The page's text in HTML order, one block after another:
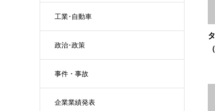
工業･自動車
政治･政策
事件・事故
企業業績発表